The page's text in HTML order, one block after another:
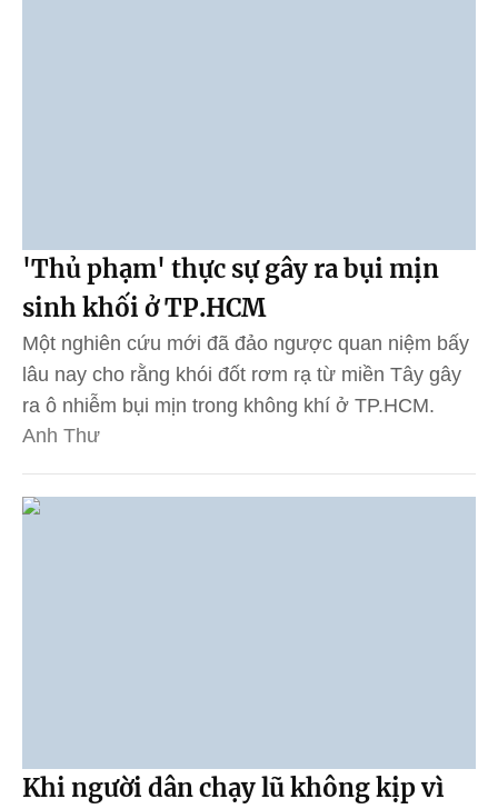
'Thủ phạm' thực sự gây ra bụi mịn
sinh khối ở TP.HCM
Một nghiên cứu mới đã đảo ngược quan niệm bấy
lâu nay cho rằng khói đốt rơm rạ từ miền Tây gây
ra ô nhiễm bụi mịn trong không khí ở TP.HCM.
Anh Thư
Khi người dân chạy lũ không kịp vì